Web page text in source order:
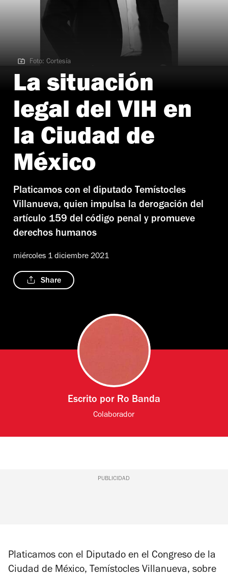
Foto: Cortesía
Foto: Cortesía
La situación
legal del VIH en
la Ciudad de
México
Platicamos con el diputado Temístocles
Villanueva, quien impulsa la derogación del
artículo 159 del código penal y promueve
derechos humanos
miércoles 1 diciembre 2021
Share
Escrito por Ro Banda
Colaborador
PUBLICIDAD
Platicamos con el Diputado en el Congreso de la
Ciudad de México, Temístocles Villanueva, sobre